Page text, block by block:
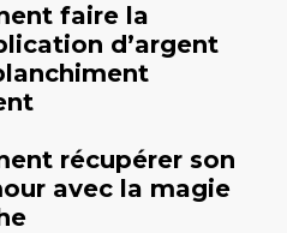
faire la
d’argent
récupérer son
avec la magie